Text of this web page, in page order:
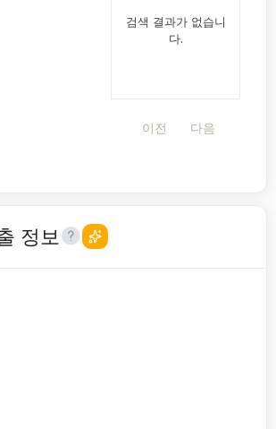
검색 결과가 없습니
다.
이전 다음
정보